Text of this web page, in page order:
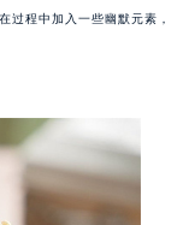
过程中加入一些幽默元素，